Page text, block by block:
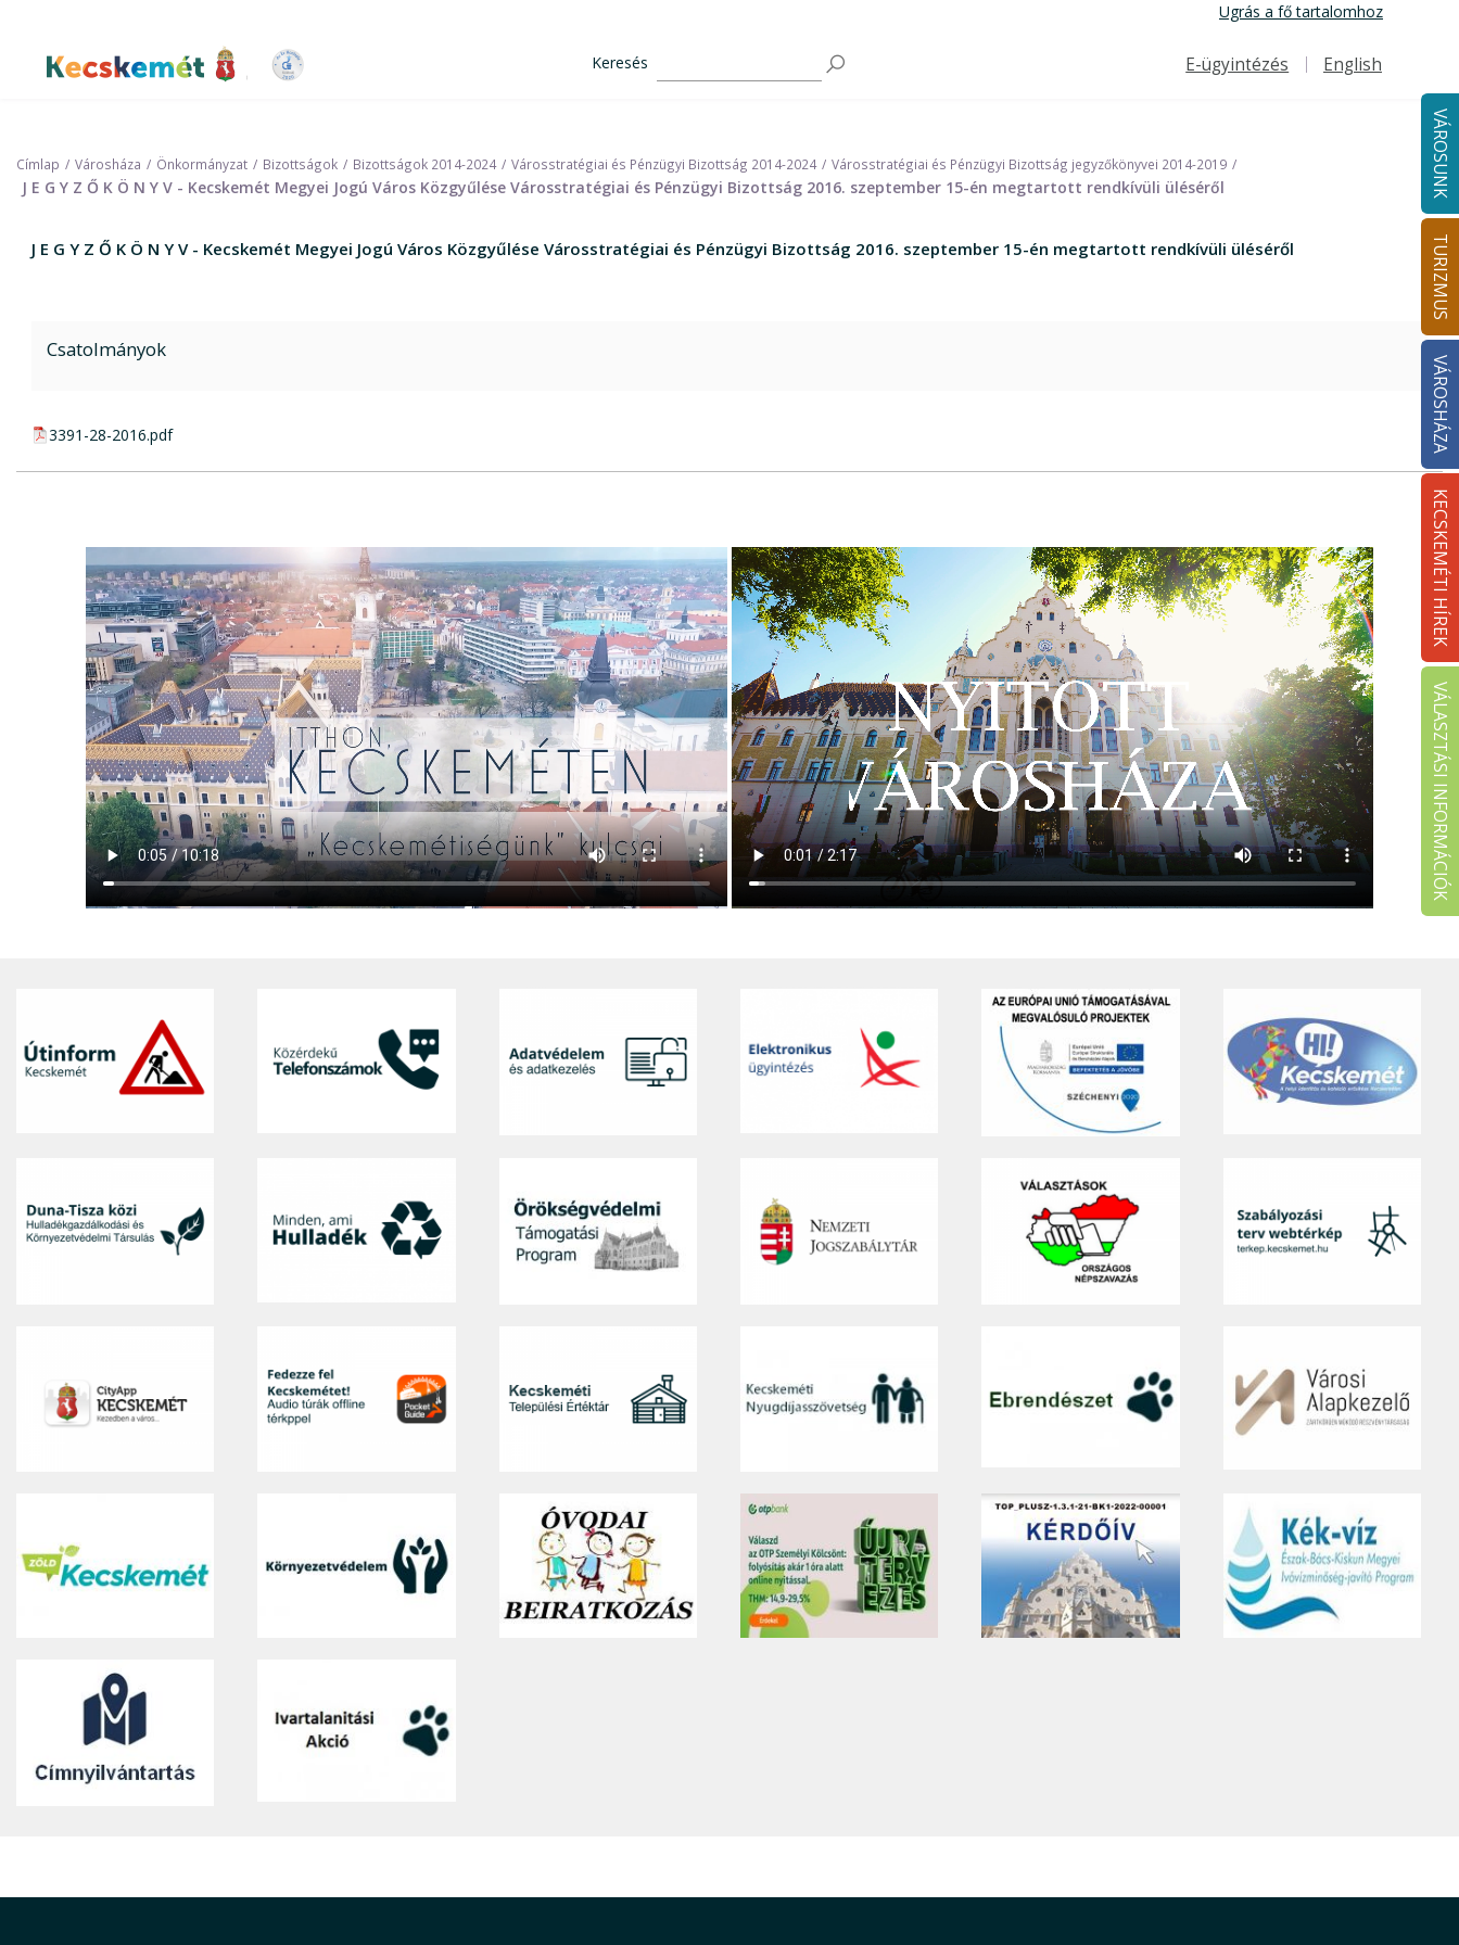
tartalomra
Ugrás a fő tartalomhoz
Kecskemét Város Honlapja
Keresés
Felső navigáció
E-ügyintézés English
VÁROSUNK
TURIZMUS
VÁROSHÁZA
KECSKEMÉTI HÍREK
VÁLASZTÁSI INFORMÁCIÓK
Címlap Városháza Önkormányzat Bizottságok Bizottságok 2014-2024 Városstratégiai és Pénzügyi Bizottság 2014-2024 Városstratégiai és Pénzügyi Bizottság jegyzőkönyvei 2014-2019
J E G Y Z Ő K Ö N Y V - Kecskemét Megyei Jogú Város Közgyűlése Városstratégiai és Pénzügyi Bizottság 2016. szeptember 15-én megtartott rendkívüli üléséről
J E G Y Z Ő K Ö N Y V - Kecskemét Megyei Jogú Város Közgyűlése Városstratégiai és Pénzügyi Bizottság 2016. szeptember 15-én megtartott rendkívüli üléséről
Csatolmányok
pdf csatolmány:
3391-28-2016.pdf